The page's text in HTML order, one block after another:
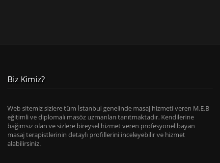
Biz Kimiz?
Web sitemiz sizlere tüm İstanbul genelinde masaj hizmeti veren M.E.B
eğitimli ve diplomalı masöz uzmanları tanıtmaktadır. Kendilerine
bağımsız olan ve sizlere bireysel hizmet veren profesyonel bayan
masaj terapistlerinin detaylı profillerini inceleyebilir ve hizmet
alabilirsiniz.